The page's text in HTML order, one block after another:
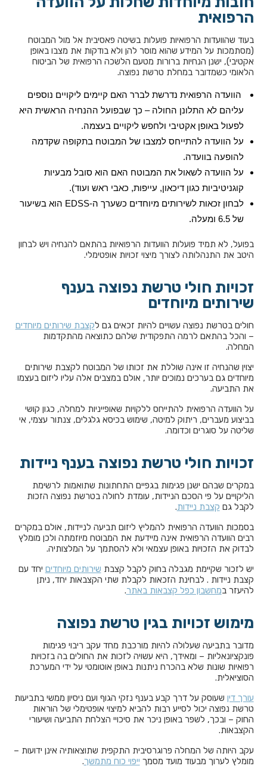
הרפואית
בעוד שהוועדות הרפואיות פועלות בשיטה פאסיבית אל מול המבוטח
(מסתמכות על המידע שהוא מוסר להן ולא בודקות את מצבו באופן
אקטיבי), ישנן הנחיות ברורות מטעם הלשכה הרפואית של הביטוח
הלאומי כשמדובר במחלת טרשת נפוצה.
הוועדה הרפואית נדרשת לברר האם קיימים ליקויים נוספים
עליהם לא התלונן החולה – כך שבפועל ההנחיה הראשית היא
לפעול באופן אקטיבי ולחפש ליקויים בעצמה.
על הוועדה להתייחס למצבו של המבוטח בתקופה שקדמה
להופעה בוועדה.
על הוועדה לשאול את המבוטח האם הוא סובל מבעיות
קוגניטיביות כגון דיכאון, עייפות, כאבי ראש ועוד).
לבחון זכאות לשירותים מיוחדים כשערך ה-EDSS הוא בשיעור
של 6.5 ומעלה.
בפועל, לא תמיד פועלות הוועדות הרפואיות בהתאם להנחיה ויש לבחון
היטב את התנהלותה לצורך מיצוי זכויות אופטימלי.
זכויות חולי טרשת נפוצה בענף
שירותים מיוחדים
חולים בטרשת נפוצה עשויים להיות זכאים גם לקצבת שירותים מיוחדים
– והכל בהתאם לרמה התפקודית שלהם כתוצאה מהתקדמות
המחלה.
יצוין שהנחיה זו אינה שוללת את זכותו של המבוטח לקצבת שירותים
מיוחדים גם בערכים נמוכים יותר, אולם במצבים אלה עליו ליזום בעצמו
את התביעה.
על הוועדה הרפואית להתייחס ללקויות שאופייניות למחלה, כגון קושי
בביצוע מעברים, ריתוק למיטה, שימוש בכיסא גלגלים, צנתור עצמי, אי
שליטה על סוגרים וכדומה.
זכויות חולי טרשת נפוצה בענף ניידות
במקרים שבהם ישנן פגימות בגפיים התחתונות שתואמות לרשימת
הליקויים על פי הסכם הניידות, עומדת לחולה בטרשת נפוצה הזכות
לקבל גם קצבת ניידות.
בסמכות הוועדה הרפואית להמליץ ליזום תביעה לניידות, אולם במקרים
רבים הוועדה הרפואית אינה מיידעת את המבוטח מיוזמתה ולכן מומלץ
לבדוק את הזכויות באופן עצמאי ולא להסתמך על המלצותיה.
יש לזכור שקיימת מגבלה בחוק לקבל קצבת שירותים מיוחדים יחד עם
קצבת ניידות . לבחינת הזכאות לקבלת שתי הקצבאות יחד, ניתן
להיעזר במחשבון כפל קצבאות באתר.
מימוש זכויות בגין טרשת נפוצה
מדובר בתביעה שעלולה להיות מורכבת מחד עקב ריבוי פגימות
פונקציונאליות – ומאידך, היא עשויה לזכות את החולים בה בזכויות
רפואיות שונות שלא בהכרח ניתנות באופן אוטומטי על ידי המערכת
הסוציאלית.
עורך דין שעוסק על דרך קבע בענף נזקי הגוף ועם ניסיון ממשי בתביעות
טרשת נפוצה יכול לסייע רבות להביא למיצוי אופטימלי של הוראות
החוק – ובכך, לשפר באופן ניכר את סיכויי הצלחת התביעה ושיעורי
הקצבאות.
עקב היותה של המחלה פרוגרסיבית התקפית שתוצאותיה אינן ידועות –
מומלץ לערוך מבעוד מועד מסמך ייפוי כוח מתמשך.